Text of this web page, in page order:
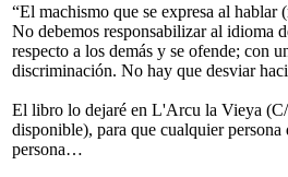
“El machismo que se expresa al
No debemos responsabilizar al idioma
respecto a los demás y se ofende; con
discriminación. No hay que desviar
El libro lo dejaré en L'Arcu la Vieya (C/
disponible), para que cualquier
persona…